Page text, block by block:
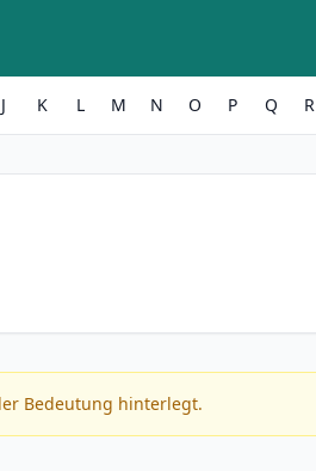
J K L M N O P Q R
Bedeutung hinterlegt.